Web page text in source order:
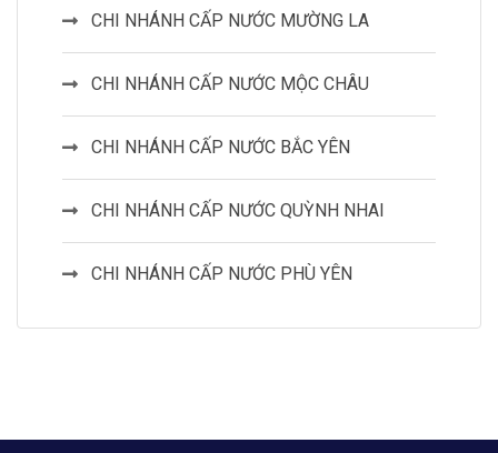
CHI NHÁNH CẤP NƯỚC MƯỜNG LA
CHI NHÁNH CẤP NƯỚC MỘC CHÂU
CHI NHÁNH CẤP NƯỚC BẮC YÊN
CHI NHÁNH CẤP NƯỚC QUỲNH NHAI
CHI NHÁNH CẤP NƯỚC PHÙ YÊN